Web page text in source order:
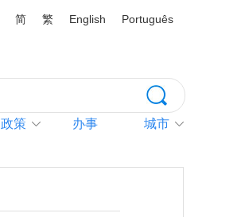
简 繁 English Português
政策 办事 城市